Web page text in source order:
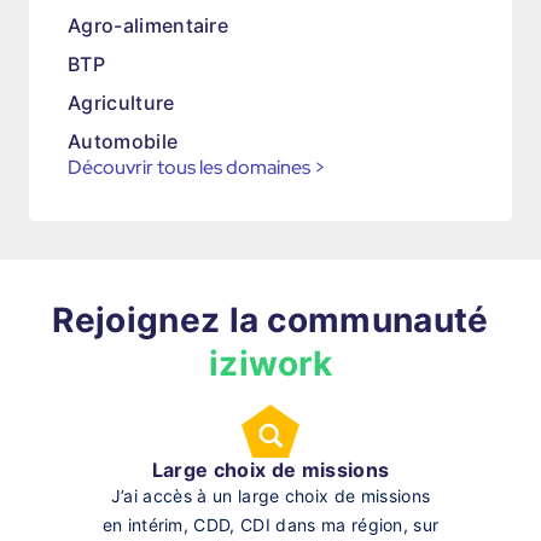
Agro-alimentaire
BTP
Agriculture
Automobile
Découvrir tous les domaines >
Rejoignez la communauté
iziwork
Large choix de missions
J’ai accès à un large choix de missions
en intérim, CDD, CDI dans ma région, sur